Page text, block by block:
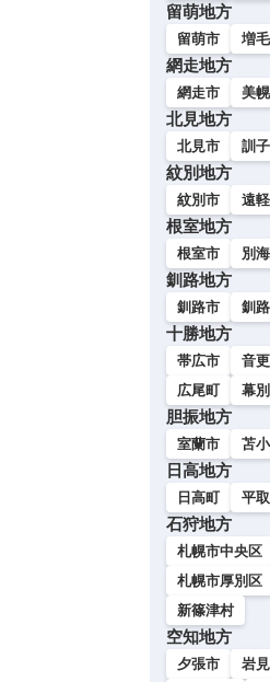
留萌地方
留萌市 増
網走地方
網走市 美
北見地方
北見市 訓
紋別地方
紋別市 遠
根室地方
根室市 別
釧路地方
釧路市 釧
十勝地方
帯広市 音
広尾町
幕
胆振地方
室蘭市 苫
日高地方
日高町 平
石狩地方
札幌市中央区
札幌市厚別区
新篠津村
空知地方
夕張市 岩